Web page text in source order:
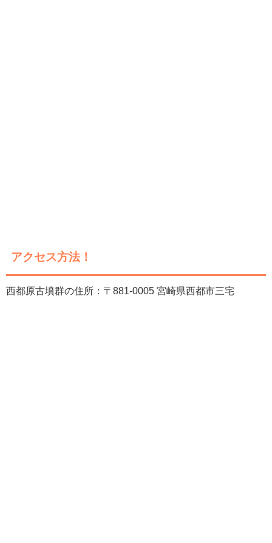
アクセス方法！
西都原古墳群の住所：〒881-0005 宮崎県西都市三宅